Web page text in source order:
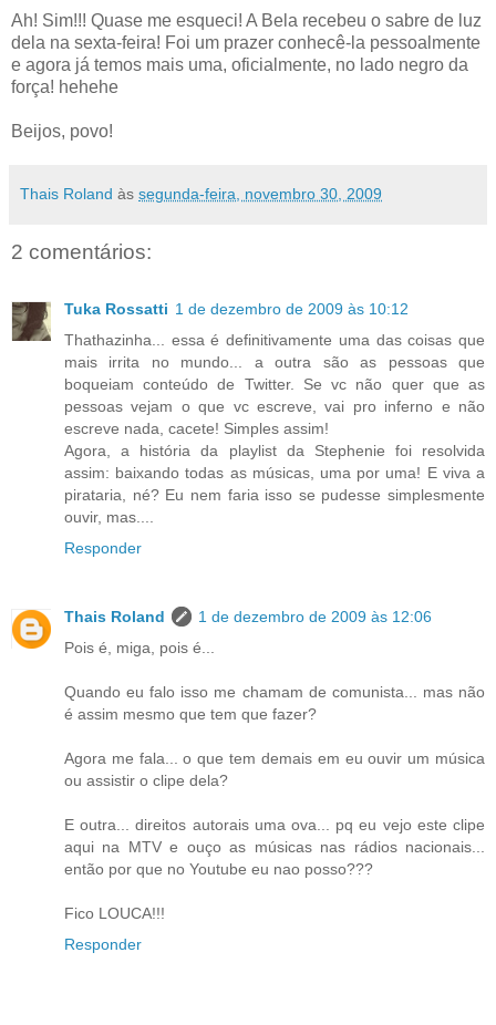
Ah! Sim!!! Quase me esqueci! A Bela recebeu o sabre de luz
dela na sexta-feira! Foi um prazer conhecê-la pessoalmente
e agora já temos mais uma, oficialmente, no lado negro da
força! hehehe
Beijos, povo!
Thais Roland às segunda-feira, novembro 30, 2009
2 comentários:
Tuka Rossatti 1 de dezembro de 2009 às 10:12
Thathazinha... essa é definitivamente uma das coisas que
mais irrita no mundo... a outra são as pessoas que
boqueiam conteúdo de Twitter. Se vc não quer que as
pessoas vejam o que vc escreve, vai pro inferno e não
escreve nada, cacete! Simples assim!
Agora, a história da playlist da Stephenie foi resolvida
assim: baixando todas as músicas, uma por uma! E viva a
pirataria, né? Eu nem faria isso se pudesse simplesmente
ouvir, mas....
Responder
Thais Roland
1 de dezembro de 2009 às 12:06
Pois é, miga, pois é...
Quando eu falo isso me chamam de comunista... mas não
é assim mesmo que tem que fazer?
Agora me fala... o que tem demais em eu ouvir um música
ou assistir o clipe dela?
E outra... direitos autorais uma ova... pq eu vejo este clipe
aqui na MTV e ouço as músicas nas rádios nacionais...
então por que no Youtube eu nao posso???
Fico LOUCA!!!
Responder